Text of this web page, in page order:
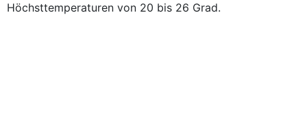
Höchsttemperaturen von 20 bis 26 Grad.